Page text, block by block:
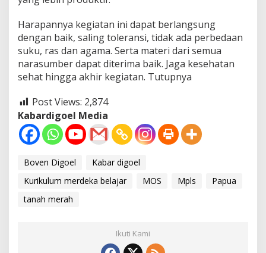
Harapannya kegiatan ini dapat berlangsung
dengan baik, saling toleransi, tidak ada perbedaan
suku, ras dan agama. Serta materi dari semua
narasumber dapat diterima baik. Jaga kesehatan
sehat hingga akhir kegiatan. Tutupnya
Post Views: 2,874
Kabardigoel Media
Boven Digoel
Kabar digoel
Kurikulum merdeka belajar
MOS Mpls
Papua
tanah merah
Ikuti Kami